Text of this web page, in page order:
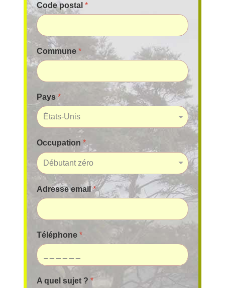
Code postal *
Commune *
Pays *
Occupation *
Adresse email*
Téléphone *
A quel sujet ? *